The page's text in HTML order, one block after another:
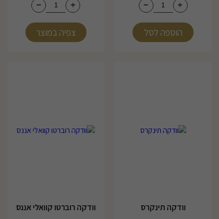
הוספה לסל צפיה במוצר
וודקה תינקרס וודקה רוברטו קוואלי אננס